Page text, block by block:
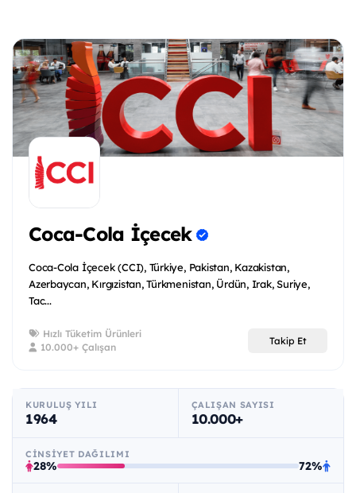
Coca-Cola İçecek
Coca-Cola İçecek (CCI), Türkiye, Pakistan, Kazakistan,
Azerbaycan, Kırgızistan, Türkmenistan, Ürdün, Irak, Suriye,
Tac...
Hızlı Tüketim Ürünleri
10.000+ Çalışan
Takip Et
KURULUŞ YILI
1964
ÇALIŞAN SAYISI
10.000+
CINSIYET DAĞILIMI
28% 72%